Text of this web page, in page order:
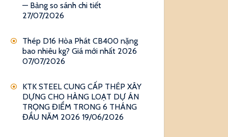
— Bảng so sánh chi tiết
27/07/2026
Thép D16 Hòa Phát CB400 nặng
bao nhiêu kg? Giá mới nhất 2026
07/07/2026
KTK STEEL CUNG CẤP THÉP XÂY
DỰNG CHO HÀNG LOẠT DỰ ÁN
TRỌNG ĐIỂM TRONG 6 THÁNG
ĐẦU NĂM 2026 19/06/2026